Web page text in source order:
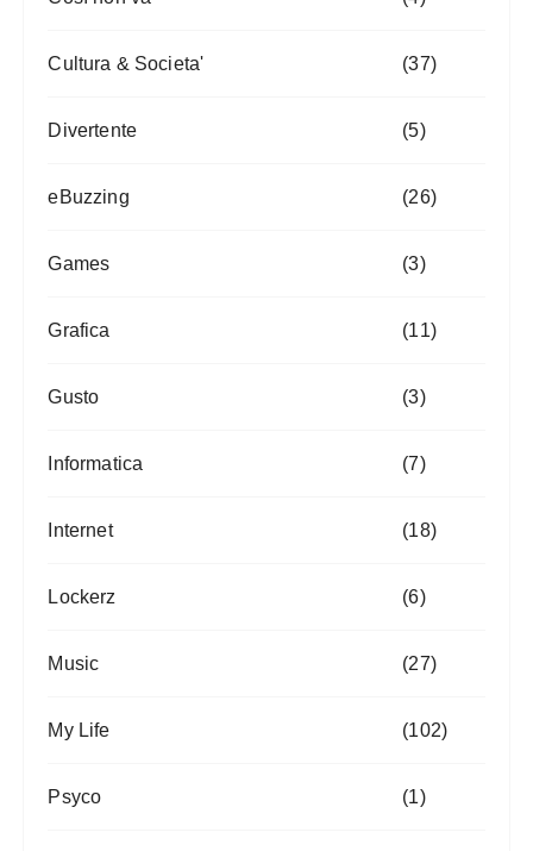
Cultura & Societa' (37)
Divertente (5)
eBuzzing (26)
Games (3)
Grafica (11)
Gusto (3)
Informatica (7)
Internet (18)
Lockerz (6)
Music (27)
My Life (102)
Psyco (1)